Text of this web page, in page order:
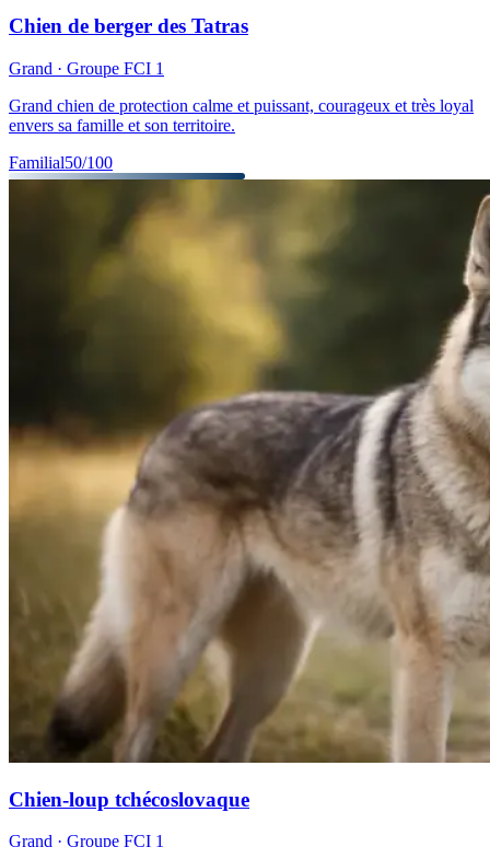
Chien de berger des Tatras
Grand · Groupe FCI 1
Grand chien de protection calme et puissant, courageux et très loyal
envers sa famille et son territoire.
Familial50/100
Chien-loup tchécoslovaque
Grand · Groupe FCI 1